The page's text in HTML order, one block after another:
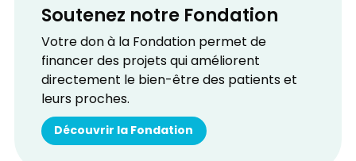
Soutenez notre Fondation
Votre don à la Fondation permet de
financer des projets qui améliorent
directement le bien-être des patients et
leurs proches.
Découvrir la Fondation